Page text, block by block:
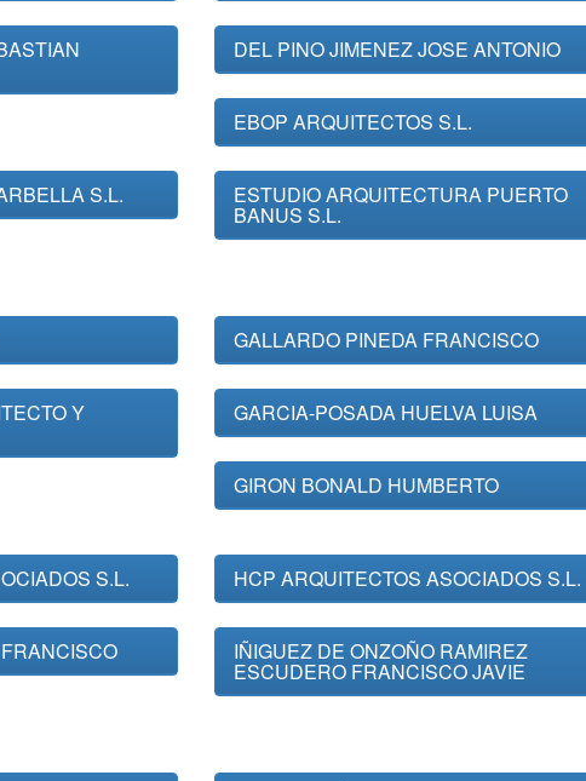
DEL PINO JIMENEZ JOSE ANTONIO
EBOP ARQUITECTOS S.L.
S.L. ESTUDIO ARQUITECTURA PUERTO
BANUS S.L.
GALLARDO PINEDA FRANCISCO
Y GARCIA-POSADA HUELVA LUISA
GIRON BONALD HUMBERTO
S.L. HCP ARQUITECTOS ASOCIADOS S.L.
IÑIGUEZ DE ONZOÑO RAMIREZ
ESCUDERO FRANCISCO JAVIE